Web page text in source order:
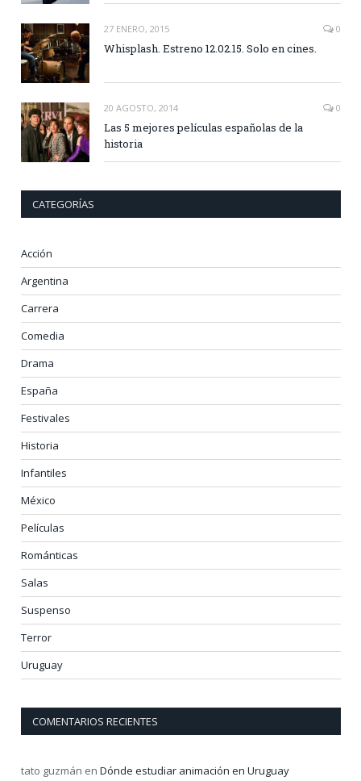
27 ENERO, 2015 0
Whisplash. Estreno 12.02.15. Solo en cines.
20 AGOSTO, 2014 0
Las 5 mejores películas españolas de la
historia
CATEGORÍAS
Acción
Argentina
Carrera
Comedia
Drama
España
Festivales
Historia
Infantiles
México
Películas
Románticas
Salas
Suspenso
Terror
Uruguay
COMENTARIOS RECIENTES
tato guzmán en Dónde estudiar animación en Uruguay